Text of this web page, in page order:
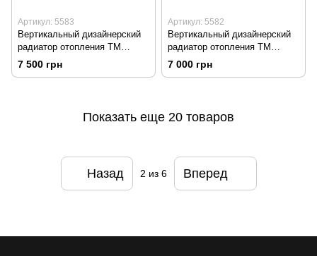
Артикул: 5583
Вертикальный дизайнерский
радиатор отопления TM
ARTTIDESIGN Terni 6/1800
белый матовый
7 500 грн
Артикул: 5582
Вертикальный дизайнерский
радиатор отопления TM
ARTTIDESIGN Terni 6/1500
белый матовый
7 000 грн
Показать еще 20 товаров
Назад 2 из 6 Вперед